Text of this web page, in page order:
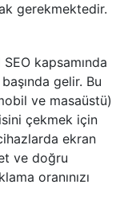
gerekmektedir.
kapsamında
gelir. Bu
ve masaüstü)
çekmek için
ekran
ve doğru
oranınızı